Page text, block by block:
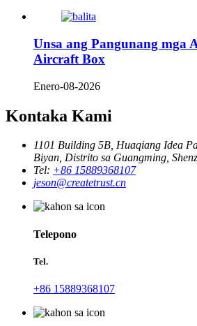
Unsa ang Pangunang mga
Aircraft Box
Enero-08-2026
Kontaka Kami
1101 Building 5B, Huaqiang Idea
Biyan, Distrito sa Guangming,
Tel: +86 15889368107
jeson@createtrust.cn
Telepono
Tel.
+86 15889368107